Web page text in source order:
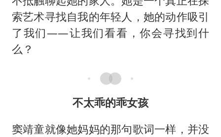
索艺术寻找自我的年轻人，她的动作吸引
了我们——让我们看看，你会寻找到什
么？
不太乖的乖女孩
窦靖童就像她妈妈的那句歌词一样，并没